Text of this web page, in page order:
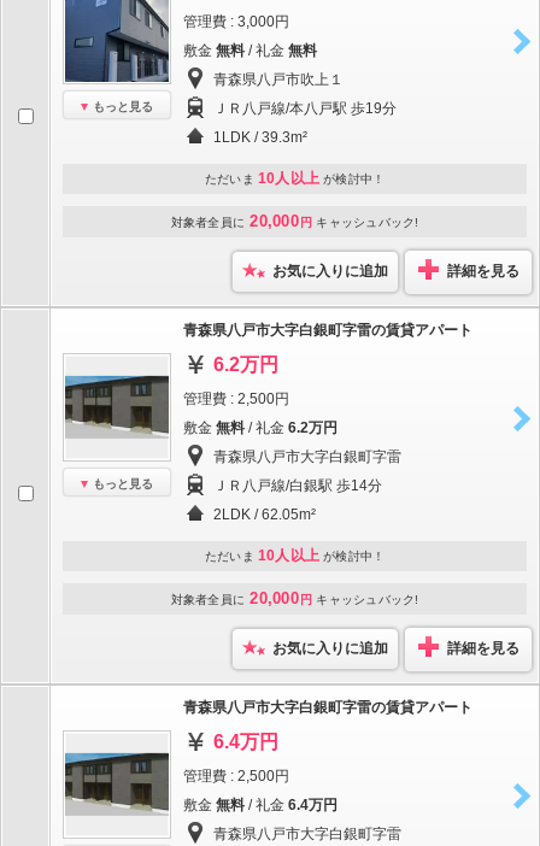
もっと見る
管理費 : 3,000円
敷金 無料 / 礼金 無料
青森県八戸市吹上１
ＪＲ八戸線/本八戸駅 歩19分
1LDK / 39.3m²
ただいま 10人以上 が検討中！
対象者全員に 20,000 円 キャッシュバック!
お気に入りに追加 詳細を見る
もっと見る
青森県八戸市大字白銀町字雷の賃貸アパート
6.2万円
管理費 : 2,500円
敷金 無料 / 礼金 6.2万円
青森県八戸市大字白銀町字雷
ＪＲ八戸線/白銀駅 歩14分
2LDK / 62.05m²
ただいま 10人以上 が検討中！
対象者全員に 20,000 円 キャッシュバック!
お気に入りに追加 詳細を見る
青森県八戸市大字白銀町字雷の賃貸アパート
6.4万円
管理費 : 2,500円
敷金 無料 / 礼金 6.4万円
青森県八戸市大字白銀町字雷